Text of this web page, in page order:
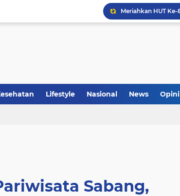
Lifestyle Nasional News Opini
Sabang,